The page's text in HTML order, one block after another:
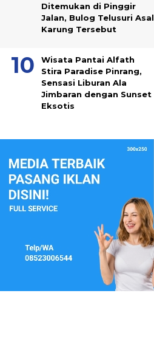
Ditemukan di Pinggir
Jalan, Bulog Telusuri Asal
Karung Tersebut
Wisata Pantai Alfath
Stira Paradise Pinrang,
Sensasi Liburan Ala
Jimbaran dengan Sunset
Eksotis